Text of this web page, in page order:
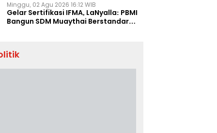
Minggu, 02 Agu 2026 16:12 WIB
Gelar Sertifikasi IFMA, LaNyalla: PBMI
Bangun SDM Muaythai Berstandar